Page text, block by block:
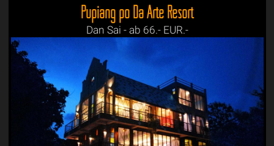
Pupiang po Da Arte Resort
Dan Sai - ab 66.- EUR.-